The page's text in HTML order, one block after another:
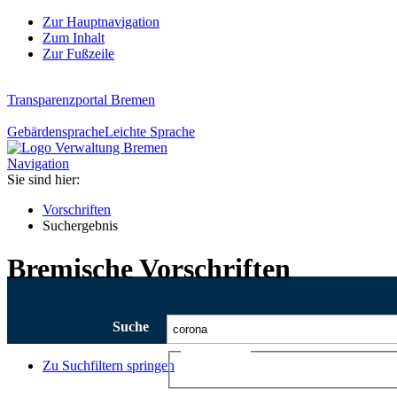
Zur Hauptnavigation
Zum Inhalt
Zur Fußzeile
Transparenzportal Bremen
GebärdenspracheLeichte Sprache
Navigation
Sie sind hier:
Vorschriften
Suchergebnis
Bremische Vorschriften
Suche
Zu Suchfiltern springen